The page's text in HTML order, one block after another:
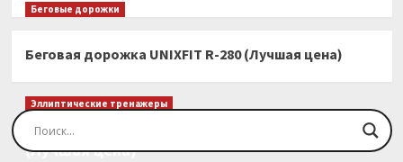
Беговые дорожки
Беговая дорожка UNIXFIT R-280 (Лучшая цена)
Эллиптические тренажеры
Эллиптический тренажер EVO FITNESS Orion
(Лучшая цена)